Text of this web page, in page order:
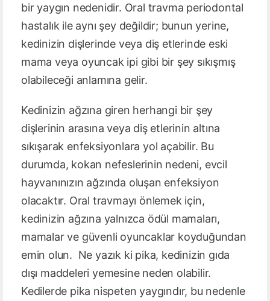
bir yaygın nedenidir. Oral travma periodontal
hastalık ile aynı şey değildir; bunun yerine,
kedinizin dişlerinde veya diş etlerinde eski
mama veya oyuncak ipi gibi bir şey sıkışmış
olabileceği anlamına gelir.
Kedinizin ağzına giren herhangi bir şey
dişlerinin arasına veya diş etlerinin altına
sıkışarak enfeksiyonlara yol açabilir. Bu
durumda, kokan nefeslerinin nedeni, evcil
hayvanınızın ağzında oluşan enfeksiyon
olacaktır. Oral travmayı önlemek için,
kedinizin ağzına yalnızca ödül mamaları,
mamalar ve güvenli oyuncaklar koyduğundan
emin olun. Ne yazık ki pika, kedinizin gıda
dışı maddeleri yemesine neden olabilir.
Kedilerde pika nispeten yaygındır, bu nedenle